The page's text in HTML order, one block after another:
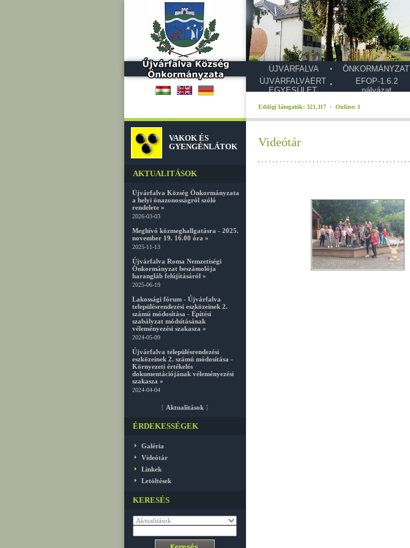
ÚJVÁRFALVA ÖNKORMÁNYZAT
ÚJVÁRFALVÁÉRT
EGYESÜLET
EFOP-1.6.2
pályázat
Eddigi látogatók: 321,117 · Online: 1
VAKOK ÉS
GYENGÉNLÁTOK
AKTUALITÁSOK
Újvárfalva Község Önkormányzata
a helyi önazonosságról szóló
rendelete »
2026-03-03
Meghívó közmeghallgatásra - 2025.
november 19. 16.00 óra »
2025-11-13
Újvárfalva Roma Nemzetiségi
Önkormányzat beszámolója
harangláb felújításáról »
2025-06-19
Lakossági fórum - Újvárfalva
településrendezési eszközeinek 2.
számú módosítása - Építési
szabályzat módsításának
véleményezési szakasza »
2024-05-09
Újvárfalva településrendezési
eszközeinek 2. számú módosítása -
Környezeti értékelés
dokumentációjának véleményezési
szakasza »
2024-04-04
[ Aktualitások ]
ÉRDEKESSÉGEK
Galéria
Videótár
Linkek
Letöltések
KERESÉS
Videótár